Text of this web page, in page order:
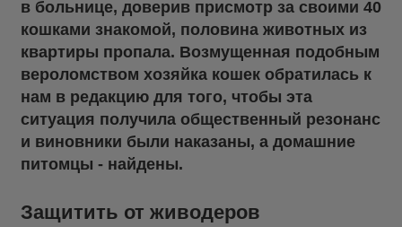
в больнице, доверив присмотр за своими 40
кошками знакомой, половина животных из
квартиры пропала. Возмущенная подобным
вероломством хозяйка кошек обратилась к
нам в редакцию для того, чтобы эта
ситуация получила общественный резонанс
и виновники были наказаны, а домашние
питомцы - найдены.
Защитить от живодеров